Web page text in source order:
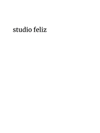
direct